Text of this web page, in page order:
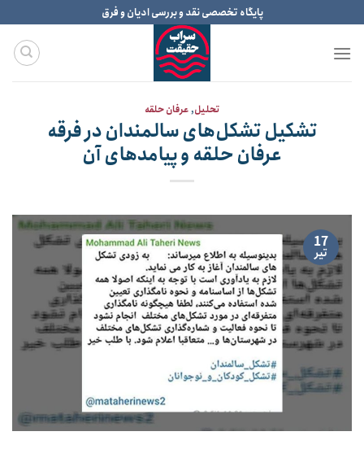
to
content
پایگاه تخصصی نقد و بررسی ادیان و فرق
تحلیل,عرفان حلقه
تشکیل تشکل‌های سالمندان در فرقه
عرفان حلقه و پیامدهای آن
17
تیر